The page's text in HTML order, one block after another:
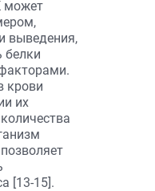
может
выведения,
белки
крови
их
[13-15].